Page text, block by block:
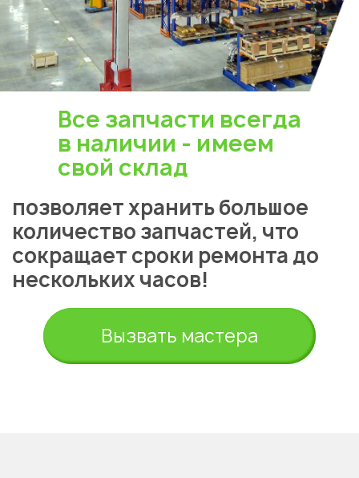
Все запчасти всегда
в наличии - имеем
свой склад
позволяет хранить большое
количество запчастей, что
сокращает сроки ремонта до
нескольких часов!
Вызвать мастера